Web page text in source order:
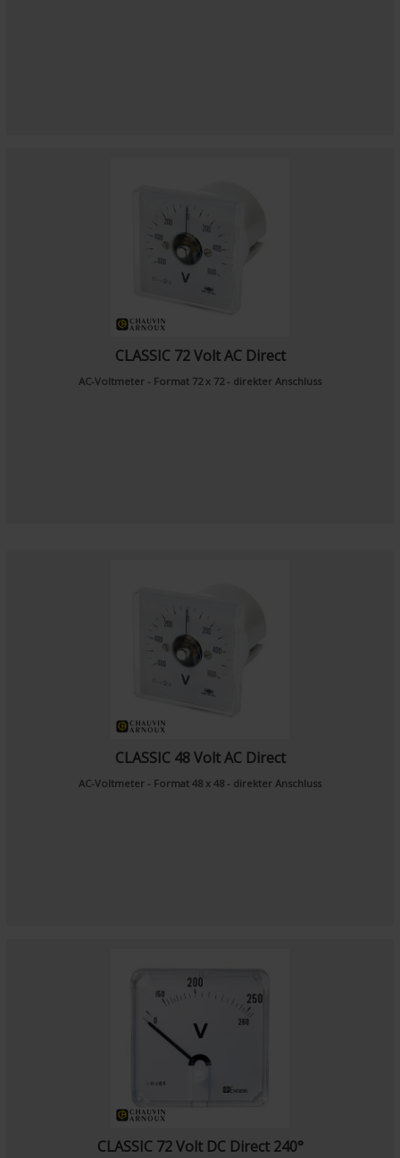
CLASSIC 72 Volt AC Direct
AC-Voltmeter - Format 72 x 72 - direkter Anschluss
CLASSIC 48 Volt AC Direct
AC-Voltmeter - Format 48 x 48 - direkter Anschluss
CLASSIC 72 Volt DC Direct 240°